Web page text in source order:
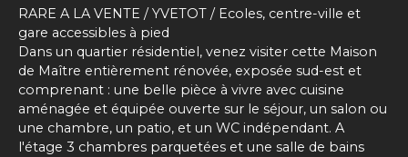
RARE A LA VENTE / YVETOT / Ecoles, centre-ville et
gare accessibles à pied
Dans un quartier résidentiel, venez visiter cette Maison
de Maître entièrement rénovée, exposée sud-est et
comprenant : une belle pièce à vivre avec cuisine
aménagée et équipée ouverte sur le séjour, un salon ou
une chambre, un patio, et un WC indépendant. A
l'étage 3 chambres parquetées et une salle de bains